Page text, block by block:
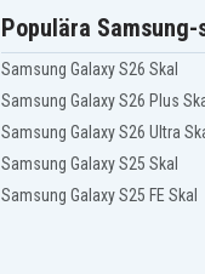
Populära Samsung-
Samsung Galaxy S26 Skal
Samsung Galaxy S26 Plus
Samsung Galaxy S26 Ultra
Samsung Galaxy S25 Skal
Samsung Galaxy S25 FE Skal